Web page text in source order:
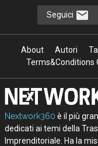
Seguici
About Autori
Terms&Conditions
Nextwork360 è il più
dedicati ai temi della
Imprenditoriale. Ha la